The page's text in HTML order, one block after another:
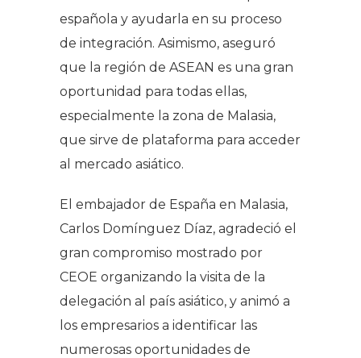
española y ayudarla en su proceso
de integración. Asimismo, aseguró
que la región de ASEAN es una gran
oportunidad para todas ellas,
especialmente la zona de Malasia,
que sirve de plataforma para acceder
al mercado asiático.
El embajador de España en Malasia,
Carlos Domínguez Díaz, agradeció el
gran compromiso mostrado por
CEOE organizando la visita de la
delegación al país asiático, y animó a
los empresarios a identificar las
numerosas oportunidades de